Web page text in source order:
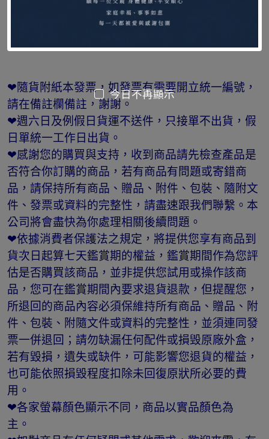
【下單須知】
❤隨貨附紙本發票，如發票有需要開立統一編號，
請在備註欄備註，謝謝。
❤週六日及例假日貨運不送件，只接單不出貨，假
日單統一工作日出貨。
❤感謝您的購買與支持，收到商品請先檢查產品是
否符合你訂購的商品，若有商品有問題或寄錯商
品，請保持所有商品、贈品、附件、包裝、隨附文
件、發票或資料的完整性，請盡速跟我們聯繫。本
公司將會盡快為你處理相關後續問題。
❤依據消費者保護法之規定，將提供您享有商品到
貨次日起算七天鑑賞期的權益，鑑賞期間作為您評
估是否購買該商品，並非提供您試用或操作該商
品，您可在鑑賞期間內要求退貨退款，但提醒您，
所退回的商品內容必須保維持所有商品、贈品、附
件、包裝、附隨文件或資料的完整性，並須連同發
票一併退回；請勿缺漏任何配件或損毁原廠外盒，
若有毀損，遺失或缺件，可能影響您退貨的權益，
也可能依照損毀程度扣除未回復原狀所必要的費
用。
❤各家螢幕顏色顯示不同，商品以實品顏色為
主。
今日不再顯示